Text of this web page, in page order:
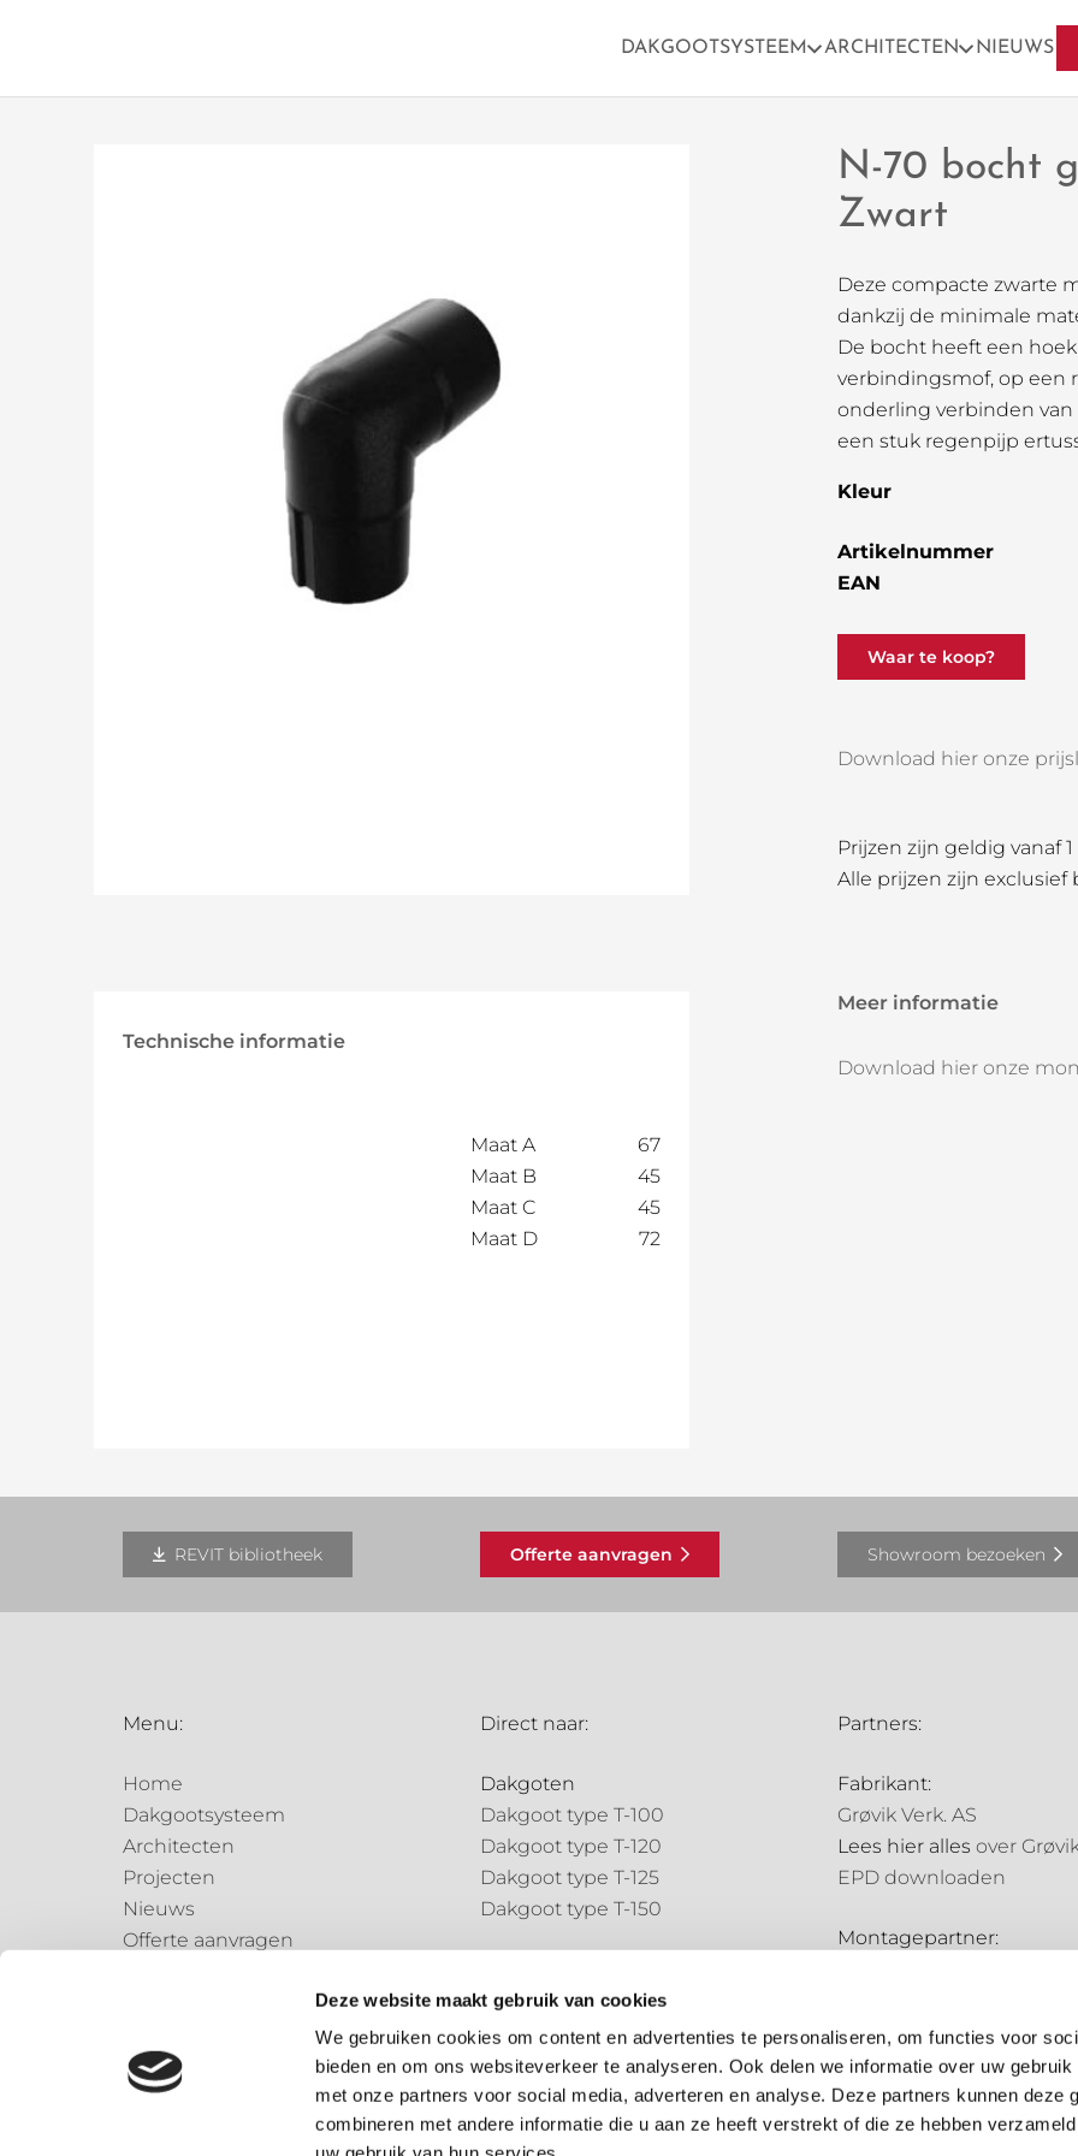
Deze website maakt gebruik van cookies
We gebruiken cookies om content en advertenties te personaliseren, om functies voor
bieden en om ons websiteverkeer te analyseren. Ook delen we informatie over uw
met onze partners voor social media, adverteren en analyse. Deze partners kunnen deze
combineren met andere informatie die u aan ze heeft verstrekt of die ze hebben
DAKGOOTSYSTEEM ARCHITECTEN NIEUWS
N-70 bocht
Zwart
Deze compacte zwarte
dankzij de minimale
De bocht heeft een
verbindingsmof, op een
onderling verbinden
een stuk regenpijp
Kleur
Artikelnummer
EAN
Waar te koop?
Download hier onze
Prijzen zijn geldig vanaf
Alle prijzen zijn exclusief
Technische informatie
Maat A
67
Maat B
45
Maat C
45
Maat D
72
Meer informatie
Download hier onze
REVIT bibliotheek Offerte aanvragen Showroom bezoeken
Menu:
Home
Dakgootsysteem
Architecten
Projecten
Nieuws
Offerte aanvragen
Direct naar:
Dakgoten
Dakgoot type T-100
Dakgoot type T-120
Dakgoot type T-125
Dakgoot type T-150
Regenpijp type N-70
Regenpijp type N-85
Speciale onderdelen
Speciale onderdelen
Partners:
Fabrikant:
Grøvik Verk. AS
Lees hier alles over
EPD downloaden
Montagepartner:
Distributiepartners:
Bouwmarkt NL
Hubo